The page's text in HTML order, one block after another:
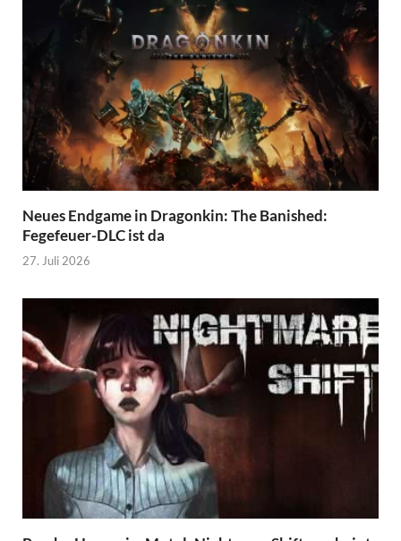
Neues Endgame in Dragonkin: The Banished:
Fegefeuer-DLC ist da
27. Juli 2026